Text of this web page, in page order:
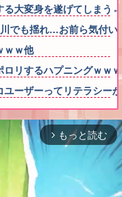
る大変身を遂げてしま
でも揺れ…お前ら気付い
ｗｗ他
ロリするハプニングｗｗ
ユーザーってリテラシー
arrow_forward_ios もっと読む